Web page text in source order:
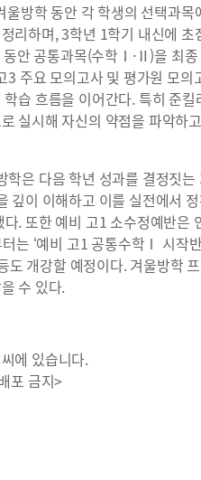
방학 동안 각 학생의 선택과목
리하며, 3학년 1학기 내신에 초
안 공통과목(수학Ⅰ·Ⅱ)을 최
주요 모의고사 및 평가원 모의
습 흐름을 이어간다. 특히 준
실시해 자신의 약점을 파악하
은 다음 학년 성과를 결정짓
깊이 이해하고 이를 실전에서
. 또한 예비 고1 소수정예반은
는 ‘예비 고1 공통수학Ⅰ 시작
도 개강할 예정이다. 겨울방학
수 있다.
에 있습니다.
포 금지>